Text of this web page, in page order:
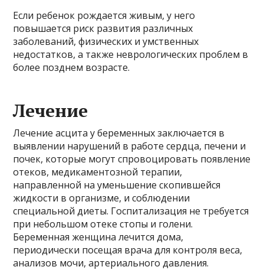
Если ребенок рождается живым, у него
повышается риск развития различных
заболеваний, физических и умственных
недостатков, а также неврологических проблем в
более позднем возрасте.
Лечение
Лечение асцита у беременных заключается в
выявлении нарушений в работе сердца, печени и
почек, которые могут спровоцировать появление
отеков, медикаментозной терапии,
направленной на уменьшение скопившейся
жидкости в организме, и соблюдении
специальной диеты. Госпитализация не требуется
при небольшом отеке стопы и голени.
Беременная женщина лечится дома,
периодически посещая врача для контроля веса,
анализов мочи, артериального давления.